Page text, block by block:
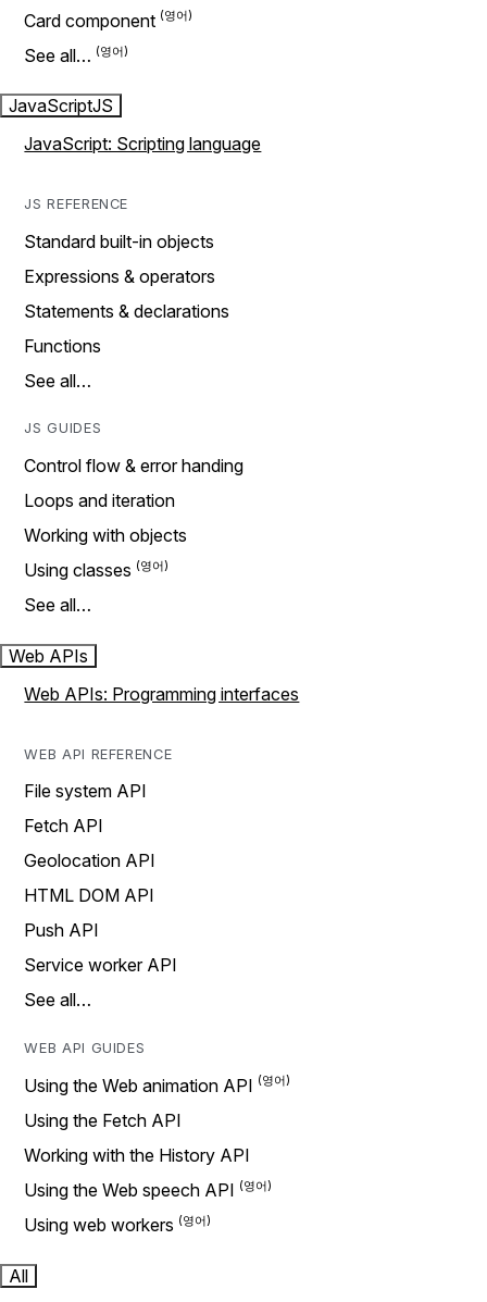
Card component
See all…
JavaScriptJS
JavaScript: Scripting language
JS REFERENCE
Standard built-in objects
Expressions & operators
Statements & declarations
Functions
See all…
JS GUIDES
Control flow & error handing
Loops and iteration
Working with objects
Using classes
See all…
Web APIs
Web APIs: Programming interfaces
WEB API REFERENCE
File system API
Fetch API
Geolocation API
HTML DOM API
Push API
Service worker API
See all…
WEB API GUIDES
Using the Web animation API
Using the Fetch API
Working with the History API
Using the Web speech API
Using web workers
All